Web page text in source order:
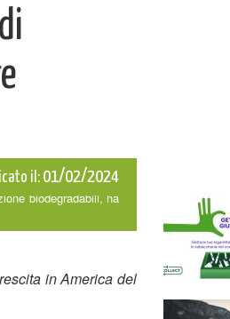
il: 01/02/2024
biodegradabili, ha
in America del